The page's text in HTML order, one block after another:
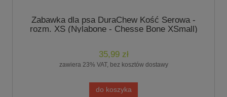
Zabawka dla psa DuraChew Kość Serowa -
rozm. XS (Nylabone - Chesse Bone XSmall)
35,99 zł
zawiera 23% VAT, bez kosztów dostawy
do koszyka